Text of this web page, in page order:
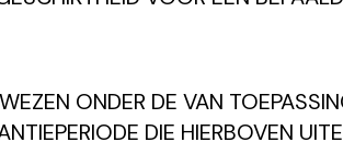
ONDER DE VAN
DIE HIERBOVEN